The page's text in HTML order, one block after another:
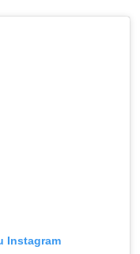
Instagram